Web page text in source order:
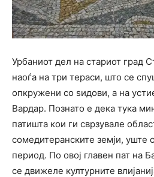
Урбаниот дел на стариот град
наоѓа на три тераси, што се
опкружени со ѕидови, а на
Вардар. Познато е дека тука
патишта кои ги сврзувале
сомедитеранските земји, уште
период. По овој главен пат на
се движеле културните